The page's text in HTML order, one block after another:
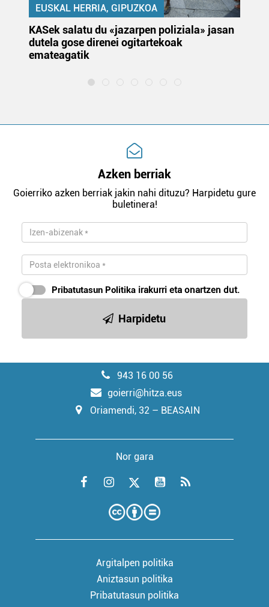
EUSKAL HERRIA, GIPUZKOA
KASek salatu du «jazarpen poliziala» jasan
dutela gose direnei ogitartekoak
emateagatik
Azken berriak
Goierriko azken berriak jakin nahi dituzu? Harpidetu gure
buletinera!
Pribatutasun Politika irakurri eta onartzen dut.
Harpidetu
943 16 00 56
goierri@hitza.eus
Oriamendi, 32 – BEASAIN
Nor gara
Argitalpen politika
Aniztasun politika
Pribatutasun politika